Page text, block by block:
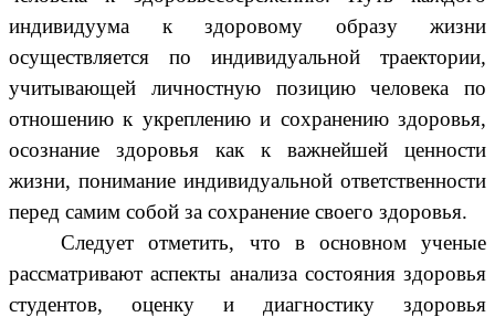
индивидуума к здоровому образу жизни
осуществляется по индивидуальной траектории,
учитывающей личностную позицию человека по
отношению к укреплению и сохранению здоровья,
осознание здоровья как к важнейшей ценности
жизни, понимание индивидуальной ответственности
перед самим собой за сохранение своего здоровья.
Следует отметить, что в основном ученые
рассматривают аспекты анализа состояния здоровья
студентов, оценку и диагностику здоровья